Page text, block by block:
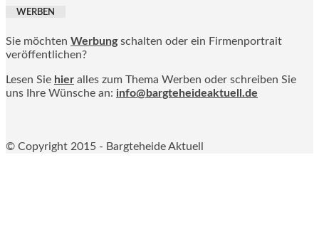
WERBEN
Sie möchten Werbung schalten oder ein Firmenportrait
veröffentlichen?
Lesen Sie hier alles zum Thema Werben oder schreiben Sie
uns Ihre Wünsche an: info@bargteheideaktuell.de
© Copyright 2015 - Bargteheide Aktuell